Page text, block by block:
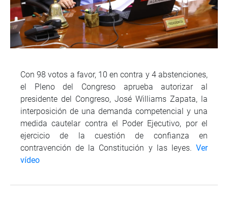
Con 98 votos a favor, 10 en contra y 4 abstenciones,
el Pleno del Congreso aprueba autorizar al
presidente del Congreso, José Williams Zapata, la
interposición de una demanda competencial y una
medida cautelar contra el Poder Ejecutivo, por el
ejercicio de la cuestión de confianza en
contravención de la Constitución y las leyes. Ver
vídeo